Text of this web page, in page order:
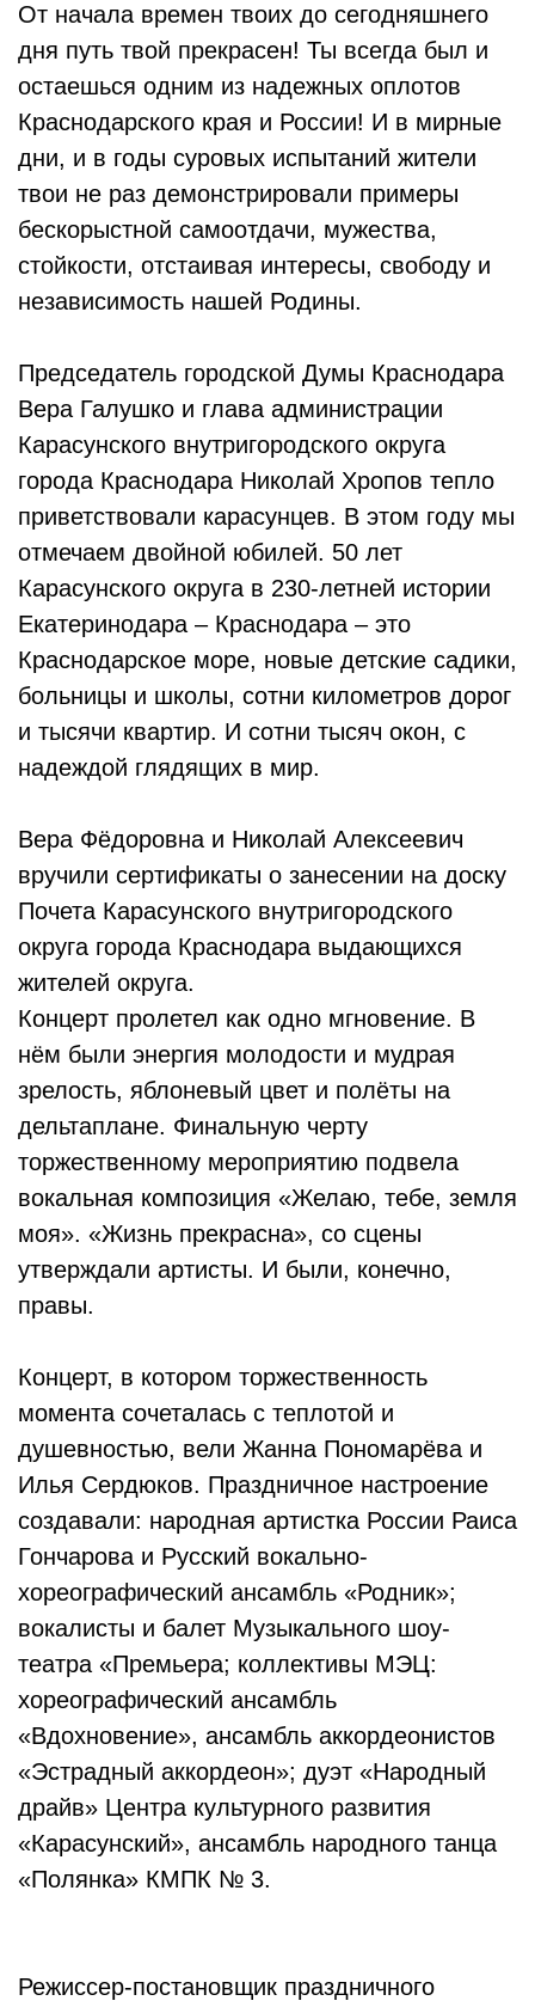
От начала времен твоих до сегодняшнего
дня путь твой прекрасен! Ты всегда был и
остаешься одним из надежных оплотов
Краснодарского края и России! И в мирные
дни, и в годы суровых испытаний жители
твои не раз демонстрировали примеры
бескорыстной самоотдачи, мужества,
стойкости, отстаивая интересы, свободу и
независимость нашей Родины.
Председатель городской Думы Краснодара
Вера Галушко и глава администрации
Карасунского внутригородского округа
города Краснодара Николай Хропов тепло
приветствовали карасунцев. В этом году мы
отмечаем двойной юбилей. 50 лет
Карасунского округа в 230-летней истории
Екатеринодара – Краснодара – это
Краснодарское море, новые детские садики,
больницы и школы, сотни километров дорог
и тысячи квартир. И сотни тысяч окон, с
надеждой глядящих в мир.
Вера Фёдоровна и Николай Алексеевич
вручили сертификаты о занесении на доску
Почета Карасунского внутригородского
округа города Краснодара выдающихся
жителей округа.
Концерт пролетел как одно мгновение. В
нём были энергия молодости и мудрая
зрелость, яблоневый цвет и полёты на
дельтаплане. Финальную черту
торжественному мероприятию подвела
вокальная композиция «Желаю, тебе, земля
моя». «Жизнь прекрасна», со сцены
утверждали артисты. И были, конечно,
правы.
Концерт, в котором торжественность
момента сочеталась с теплотой и
душевностью, вели Жанна Пономарёва и
Илья Сердюков. Праздничное настроение
создавали: народная артистка России Раиса
Гончарова и Русский вокально-
хореографический ансамбль «Родник»;
вокалисты и балет Музыкального шоу-
театра «Премьера; коллективы МЭЦ:
хореографический ансамбль
«Вдохновение», ансамбль аккордеонистов
«Эстрадный аккордеон»; дуэт «Народный
драйв» Центра культурного развития
«Карасунский», ансамбль народного танца
«Полянка» КМПК № 3.
Режиссер-постановщик праздничного